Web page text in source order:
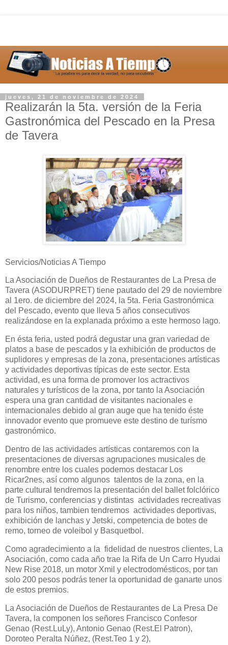
jueves, 21 de noviembre de 2024
Realizarán la 5ta. versión de la Feria
Gastronómica del Pescado en la Presa
de Tavera
Servicios/Noticias A Tiempo
La Asociación de Dueños de Restaurantes de La Presa de
Tavera (ASODURPRET) tiene pautado del 29 de noviembre
al 1ero. de diciembre del 2024, la 5ta. Feria Gastronómica
del Pescado, evento que lleva 5 años consecutivos
realizándose en la explanada próximo a este hermoso lago.
En ésta feria, usted podrá degustar una gran variedad de
platos a base de pescados y la exhibición de productos de
suplidores y empresas de la zona, presentaciones artísticas
y actividades deportivas típicas de este sector. Esta
actividad, es una forma de promover los actractivos
naturales y turísticos de la zona, por tanto la Asociación
espera una gran cantidad de visitantes nacionales e
internacionales debido al gran auge que ha tenido éste
innovador evento que promueve este destino de turísmo
gastronómico.
Dentro de las actividades artísticas contaremos con la
presentaciones de diversas agrupaciones musicales de
renombre entre los cuales podemos destacar Los
Ricar2nes, así como algunos talentos de la zona, en la
parte cultural tendremos la presentación del ballet folclórico
de Turismo, conferencias y distintas actividades recreativas
para los niños, tambien tendremos actividades deportivas,
exhibición de lanchas y Jetski, competencia de botes de
remo, torneo de voleibol y Basquetbol.
Como agradecimiento a la fidelidad de nuestros clientes, La
Asociación, como cada año trae la Rifa de Un Carro Hyudai
New Rise 2018, un motor Xmil y electrodomésticos, por tan
solo 200 pesos podrás tener la oportunidad de ganarte unos
de estos premios.
La Asociación de Dueños de Restaurantes de La Presa De
Tavera, la componen los señores Francisco Confesor
Genao (Rest.LuLy), Antonio Genao (Rest.El Patron),
Doroteo Peralta Núñez, (Rest.Teo 1 y 2),